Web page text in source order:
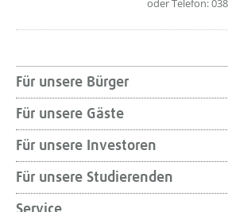
oder Telefon:
Für unsere Bürger
Für unsere Gäste
Für unsere Investoren
Für unsere Studierenden